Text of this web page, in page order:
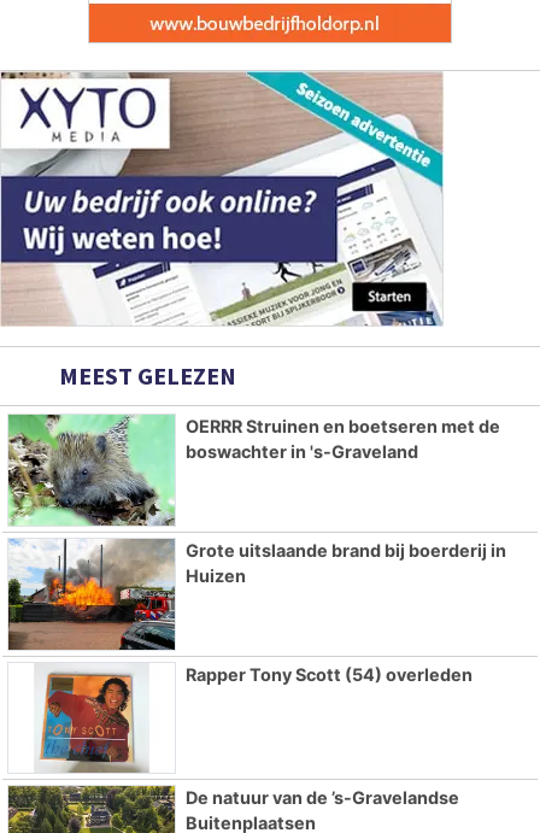
MEEST GELEZEN
OERRR Struinen en boetseren met de
boswachter in 's-Graveland
Grote uitslaande brand bij boerderij in
Huizen
Rapper Tony Scott (54) overleden
De natuur van de ’s-Gravelandse
Buitenplaatsen